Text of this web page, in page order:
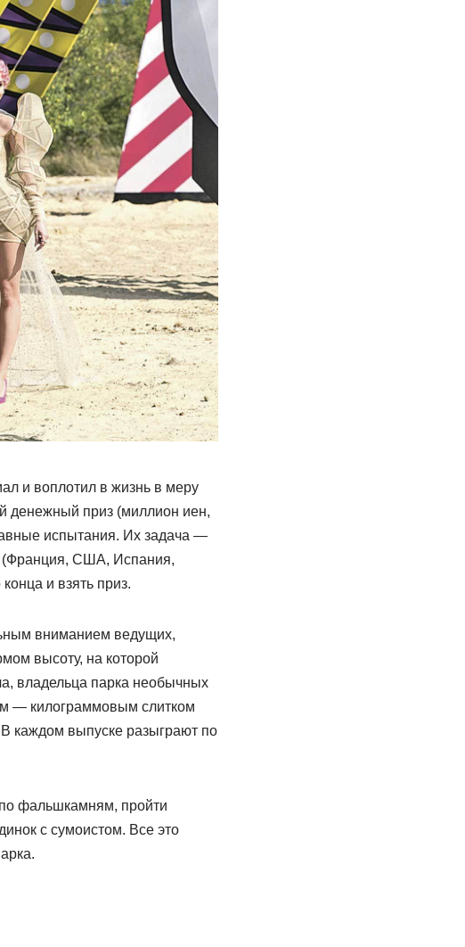
и воплотил в жизнь в меру
денежный приз (миллион иен,
испытания. Их задача —
(Франция, США, Испания,
и взять приз.
вниманием ведущих,
высоту, на которой
владельца парка необычных
— килограммовым слитком
каждом выпуске разыграют по
фальшкамням, пройти
с сумоистом. Все это